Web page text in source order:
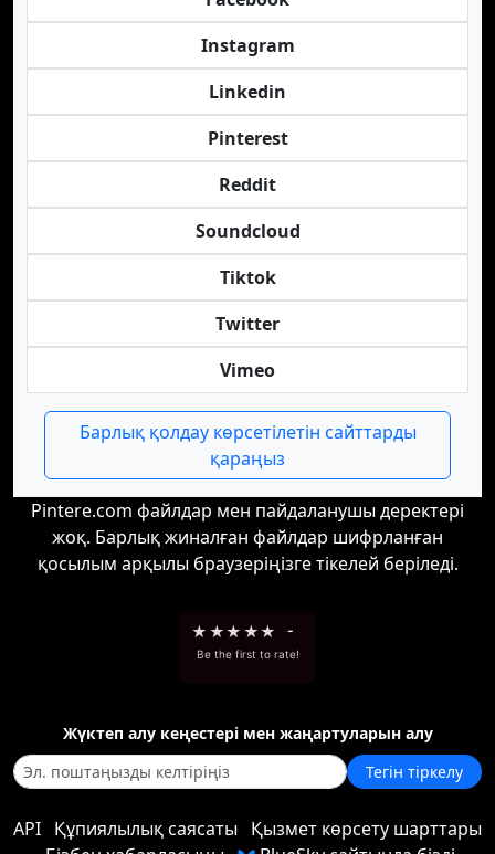
Instagram
Linkedin
Pinterest
Reddit
Soundcloud
Tiktok
Twitter
Vimeo
Барлық қолдау көрсетілетін сайттарды
қараңыз
Pintere.com файлдар мен пайдаланушы деректері
жоқ. Барлық жиналған файлдар шифрланған
қосылым арқылы браузеріңізге тікелей беріледі.
★ ★★ ★★ -
Be the first to rate!
Жүктеп алу кеңестері мен жаңартуларын алу
Тегін тіркелу
API Құпиялылық саясаты Қызмет көрсету шарттары